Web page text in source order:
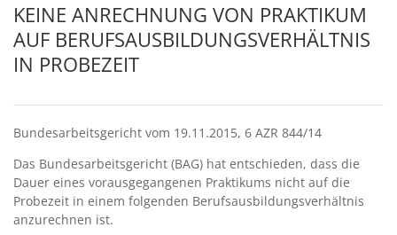
KEINE ANRECHNUNG VON PRAKTIKUM
AUF BERUFSAUSBILDUNGSVERHÄLTNIS
IN PROBEZEIT
Bundesarbeitsgericht vom 19.11.2015, 6 AZR 844/14
Das Bundesarbeitsgericht (BAG) hat entschieden, dass die
Dauer eines vorausgegangenen Praktikums nicht auf die
Probezeit in einem folgenden Berufsausbildungsverhältnis
anzurechnen ist.